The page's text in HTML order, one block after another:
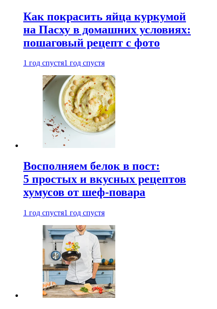
Как покрасить яйца куркумой
на Пасху в домашних условиях:
пошаговый рецепт с фото
1 год спустя1 год спустя
Восполняем белок в пост:
5 простых и вкусных рецептов
хумусов от шеф-повара
1 год спустя1 год спустя